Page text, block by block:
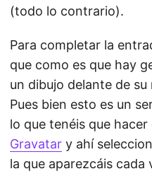
(todo lo contrario).
Para completar la
que como es que hay
un dibujo delante de
Pues bien esto es un
lo que tenéis que
Gravatar y ahí
la que aparezcáis